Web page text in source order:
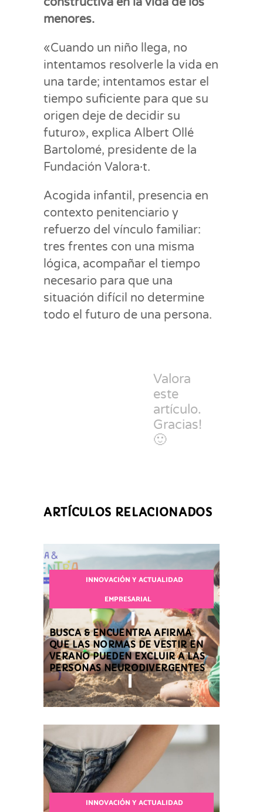
menores.
«Cuando un niño llega, no
intentamos resolverle la vida en
una tarde; intentamos estar el
tiempo suficiente para que su
origen deje de decidir su
futuro», explica Albert Ollé
Bartolomé, presidente de la
Fundación Valora·t.
Acogida infantil, presencia en
contexto penitenciario y
refuerzo del vínculo familiar:
tres frentes con una misma
lógica, acompañar el tiempo
necesario para que una
situación difícil no determine
todo el futuro de una persona.
Valora
este
artículo.
Gracias!
🙂
ARTÍCULOS RELACIONADOS
INNOVACIÓN Y ACTUALIDAD
EMPRESARIAL
BUSCA & ENCUENTRA AFIRMA
QUE LAS NORMAS DE VESTIR EN
VERANO PUEDEN EXCLUIR A LAS
PERSONAS NEURODIVERGENTES
INNOVACIÓN Y ACTUALIDAD